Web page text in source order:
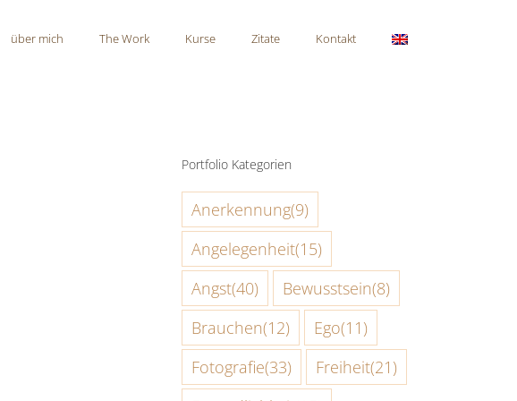
über mich The Work Kurse Zitate Kontakt
Portfolio Kategorien
Anerkennung(9)
Angelegenheit(15)
Angst(40) Bewusstsein(8)
Brauchen(12) Ego(11)
Fotografie(33) Freiheit(21)